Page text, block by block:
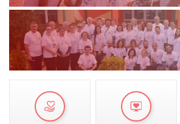
DORACAKË
STRATEGJI
MATERIAL EDUKATIVO
PRESENTATIONS